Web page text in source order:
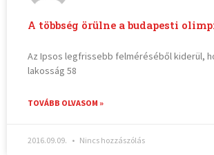
A többség örülne a budapesti
Az Ipsos legfrissebb felméréséből kiderül,
lakosság 58
TOVÁBB OLVASOM »
2016.09.09. Nincs hozzászólás